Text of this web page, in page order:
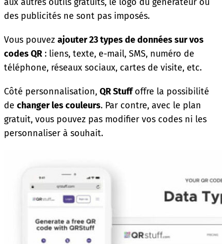
des publicités ne sont pas imposés.
Vous pouvez ajouter 23 types de données sur vos
codes QR : liens, texte, e-mail, SMS, numéro de
téléphone, réseaux sociaux, cartes de visite, etc.
Côté personnalisation, QR Stuffoffre la possibilité
de changer les couleurs. Par contre, avec le plan
gratuit, vous pouvez pas modifier vos codes ni les
personnaliser à souhait.